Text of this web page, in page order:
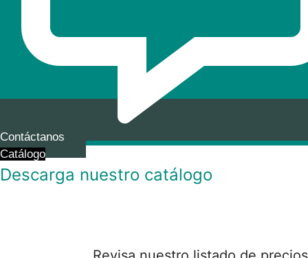
Contáctanos
Catálogo
Descarga nuestro catálogo